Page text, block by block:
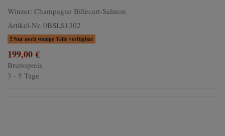
Winzer: Champagne Billecart-Salmon
Artikel-Nr. 0BSLS1302
Nur noch wenige Teile verfügbar
199,00 €
Bruttopreis
3 - 5 Tage